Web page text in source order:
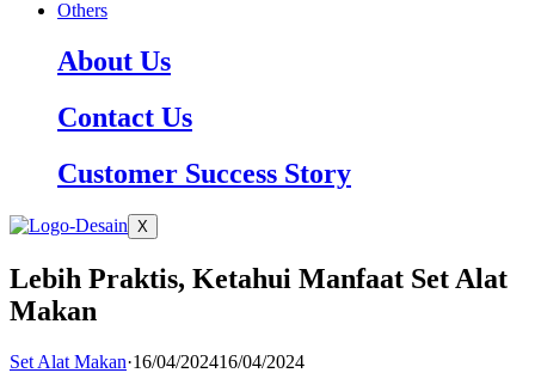
Others
About Us
Contact Us
Customer Success Story
X
Lebih Praktis, Ketahui Manfaat Set Alat
Makan
Set Alat Makan·16/04/202416/04/2024